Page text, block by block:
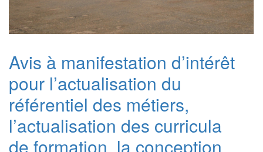
Avis à manifestation d’intérêt
pour l’actualisation du
référentiel des métiers,
l’actualisation des curricula
de formation, la conception